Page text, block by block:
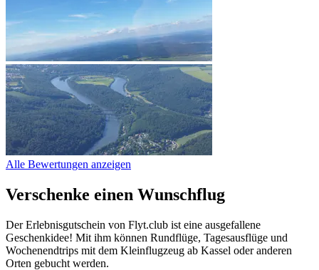
Alle Bewertungen anzeigen
Verschenke einen Wunschflug
Der Erlebnisgutschein von Flyt.club ist eine ausgefallene
Geschenkidee! Mit ihm können Rundflüge, Tagesausflüge und
Wochenendtrips mit dem Kleinflugzeug ab Kassel oder anderen
Orten gebucht werden.